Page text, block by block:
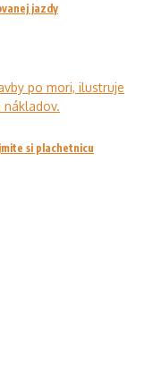
jazdy
si plachetnicu